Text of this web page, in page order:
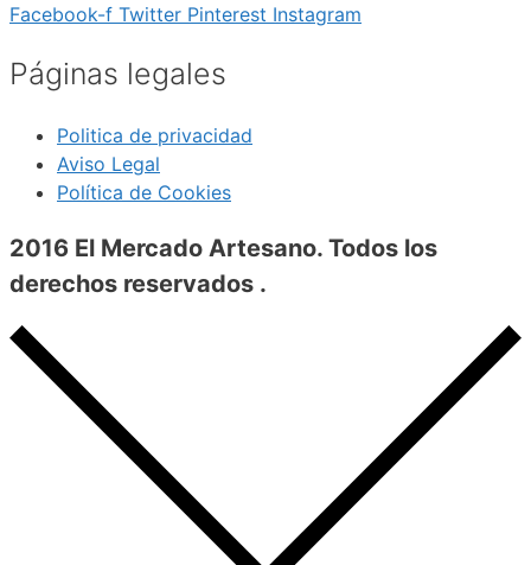
Facebook-f Twitter Pinterest Instagram
Páginas legales
Politica de privacidad
Aviso Legal
Política de Cookies
2016 El Mercado Artesano. Todos los
derechos reservados .